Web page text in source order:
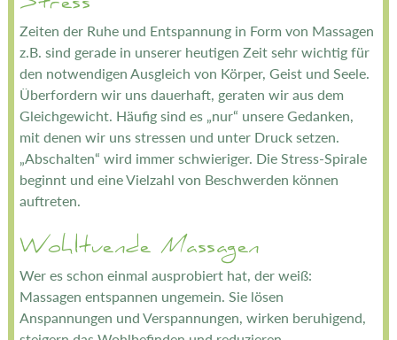
Zeiten der Ruhe und Entspannung in Form von Massagen
z.B. sind gerade in unserer heutigen Zeit sehr wichtig für
den notwendigen Ausgleich von Körper, Geist und Seele.
Überfordern wir uns dauerhaft, geraten wir aus dem
Gleichgewicht. Häufig sind es „nur“ unsere Gedanken,
mit denen wir uns stressen und unter Druck setzen.
„Abschalten“ wird immer schwieriger. Die Stress-Spirale
beginnt und eine Vielzahl von Beschwerden können
auftreten.
Wohltuende Massagen
Wer es schon einmal ausprobiert hat, der weiß:
Massagen entspannen ungemein. Sie lösen
Anspannungen und Verspannungen, wirken beruhigend,